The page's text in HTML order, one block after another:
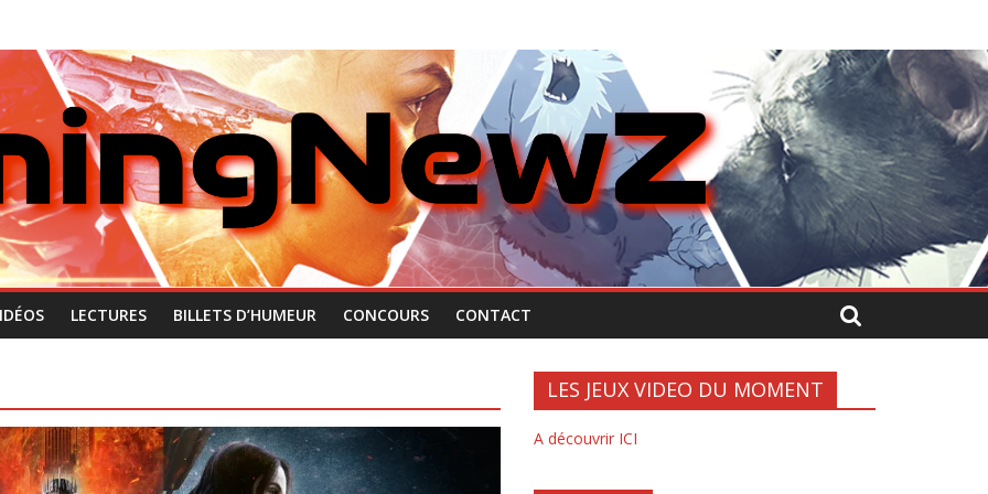
LECTURES BILLETS D’HUMEUR CONCOURS CONTACT
LES JEUX VIDEO DU MOMENT
A découvrir ICI